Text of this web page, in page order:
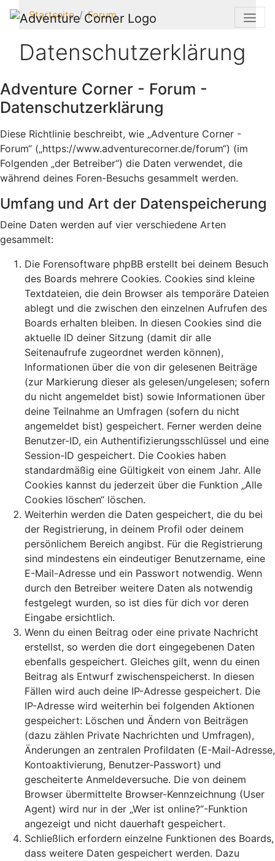
Startseite Forum
Datenschutzerklärung
Adventure Corner - Forum -
Datenschutzerklärung
Diese Richtlinie beschreibt, wie „Adventure Corner -
Forum“ („https://www.adventurecorner.de/forum“) (im
Folgenden „der Betreiber“) die Daten verwendet, die
während deines Foren-Besuchs gesammelt werden.
Umfang und Art der Datenspeicherung
Deine Daten werden auf vier verschiedene Arten
gesammelt:
Die Forensoftware phpBB erstellt bei deinem Besuch
des Boards mehrere Cookies. Cookies sind kleine
Textdateien, die dein Browser als temporäre Dateien
ablegt und die zwischen den einzelnen Aufrufen des
Boards erhalten bleiben. In diesen Cookies sind die
aktuelle ID deiner Sitzung (damit dir alle
Seitenaufrufe zugeordnet werden können),
Informationen über die von dir gelesenen Beiträge
(zur Markierung dieser als gelesen/ungelesen; sofern
du nicht angemeldet bist) sowie Informationen über
deine Teilnahme an Umfragen (sofern du nicht
angemeldet bist) gespeichert. Ferner werden deine
Benutzer-ID, ein Authentifizierungsschlüssel und eine
Session-ID gespeichert. Die Cookies haben
standardmäßig eine Gültigkeit von einem Jahr. Alle
Cookies kannst du jederzeit über die Funktion „Alle
Cookies löschen“ löschen.
Weiterhin werden die Daten gespeichert, die du bei
der Registrierung, in deinem Profil oder deinem
persönlichem Bereich angibst. Für die Registrierung
sind mindestens ein eindeutiger Benutzername, eine
E-Mail-Adresse und ein Passwort notwendig. Wenn
durch den Betreiber weitere Daten als notwendig
festgelegt wurden, so ist dies für dich vor deren
Eingabe ersichtlich.
Wenn du einen Beitrag oder eine private Nachricht
erstellst, so werden die dort eingegebenen Daten
ebenfalls gespeichert. Gleiches gilt, wenn du einen
Beitrag als Entwurf zwischenspeicherst. In diesen
Fällen wird auch deine IP-Adresse gespeichert. Die
IP-Adresse wird weiterhin bei folgenden Aktionen
gespeichert: Löschen und Ändern von Beiträgen
(dazu zählen Private Nachrichten und Umfragen),
Änderungen an zentralen Profildaten (E-Mail-Adresse,
Kontoaktivierung, Benutzer-Passwort) und
gescheiterte Anmeldeversuche. Die von deinem
Browser übermittelte Browser-Kennzeichnung (User
Agent) wird nur in der „Wer ist online?“-Funktion
angezeigt und nicht dauerhaft gespeichert.
Schließlich erfordern einzelne Funktionen des Boards,
dass weitere Daten gespeichert werden. Dazu